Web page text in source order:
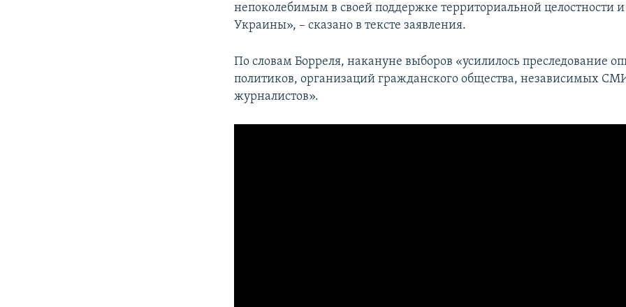
непоколебимым в своей поддержке территориальной целостности и
Украины», – сказано в тексте заявления.
По словам Борреля, накануне выборов «усилилось преследование
политиков, организаций гражданского общества, независимых
журналистов».